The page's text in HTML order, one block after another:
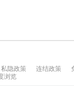
私隐政策 连结政策
浏览